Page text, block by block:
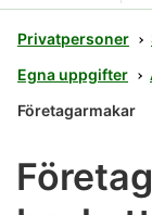
Privatpersoner
Egna uppgifter
Företagarmakar